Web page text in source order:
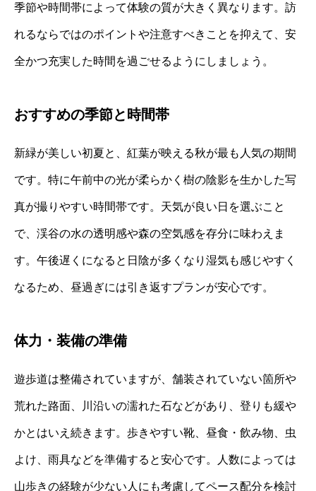
季節や時間帯によって体験の質が大きく異なります。訪
れるならではのポイントや注意すべきことを抑えて、安
全かつ充実した時間を過ごせるようにしましょう。
おすすめの季節と時間帯
新緑が美しい初夏と、紅葉が映える秋が最も人気の期間
です。特に午前中の光が柔らかく樹の陰影を生かした写
真が撮りやすい時間帯です。天気が良い日を選ぶこと
で、渓谷の水の透明感や森の空気感を存分に味わえま
す。午後遅くになると日陰が多くなり湿気も感じやすく
なるため、昼過ぎには引き返すプランが安心です。
体力・装備の準備
遊歩道は整備されていますが、舗装されていない箇所や
荒れた路面、川沿いの濡れた石などがあり、登りも緩や
かとはいえ続きます。歩きやすい靴、昼食・飲み物、虫
よけ、雨具などを準備すると安心です。人数によっては
山歩きの経験が少ない人にも考慮してペース配分を検討